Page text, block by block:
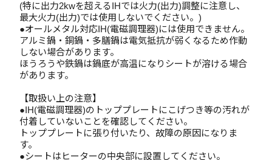
(特に出力2kwを超えるIHでは火力(出力)調整に注意し、
最大火力(出力)では使用しないでください。)
●オールメタル対応IH(電磁調理器)には使用できません。
アルミ鍋・銅鍋・多膳鍋は電気抵抗が弱くなるため作動
しない場合があります。
ほうろうや鉄鍋は鍋底が高温になりシートが溶ける場合
があります。
【取扱い上の注意】
●IH(電磁調理器)のトッププレートにこげつき等の汚れが
付着していないことを確認してください。
トッププレートに張り付いたり、故障の原因になりま
す。
●シートはヒーターの中央部に設置してください。